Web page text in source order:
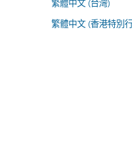
繁體中文 (台灣)
繁體中文 (香港特別